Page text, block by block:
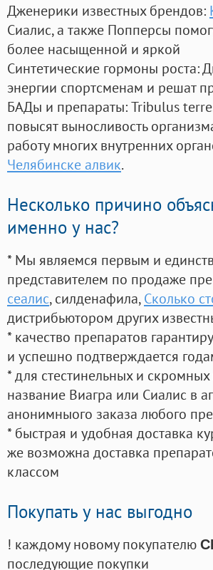
Дженерики известных брендов:
Сиалис, а также Попперсы
более насыщенной и яркой
Синтетические гормоны роста:
энергии спортсменам и решат
БАДы и препараты:Tribulus
повысят выносливость
работу многих внутренних
Челябинске алвик.
Несколько причино
именно у нас?
* Мы являемся первым и
представителем по продаже
сеалис, силденафила, Сколько
дистрибьютором других
* качество препаратов
и успешно подтверждается
* для стестинельных и
название Виагра или Сиалис в
анонимныого заказа любого
* быстрая и удобная доставка
же возможна доставка
классом
Покупать у нас выгодно
! каждому новому покупателю
последующие покупки